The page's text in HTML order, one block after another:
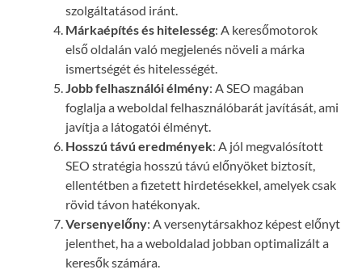
szolgáltatásod iránt.
Márkaépítés és hitelesség: A keresőmotorok
első oldalán való megjelenés növeli a márka
ismertségét és hitelességét.
Jobb felhasználói élmény: A SEO magában
foglalja a weboldal felhasználóbarát javítását, ami
javítja a látogatói élményt.
Hosszú távú eredmények: A jól megvalósított
SEO stratégia hosszú távú előnyöket biztosít,
ellentétben a fizetett hirdetésekkel, amelyek csak
rövid távon hatékonyak.
Versenyelőny: A versenytársakhoz képest előnyt
jelenthet, ha a weboldalad jobban optimalizált a
keresők számára.